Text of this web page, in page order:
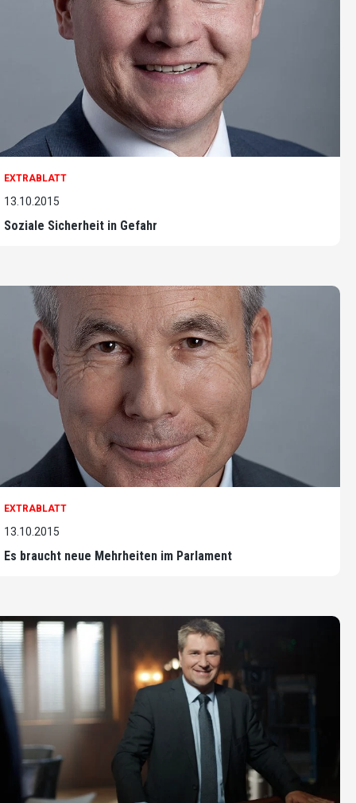
EXTRABLATT
13.10.2015
Soziale Sicherheit in Gefahr
EXTRABLATT
13.10.2015
Es braucht neue Mehrheiten im Parlament